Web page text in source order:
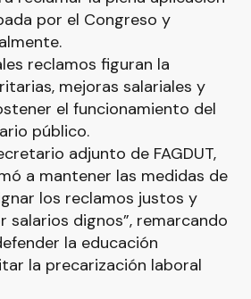
por el Congreso y
reclamos figuran la
mejoras salariales y
el funcionamiento del
público.
adjunto de FAGDUT,
a mantener las medidas de
los reclamos justos y
dignos”, remarcando
la educación
la precarización laboral